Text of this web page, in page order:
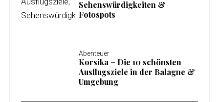
Sehenswürdigkeiten &
Fotospots
Abenteuer
Korsika – Die 10 schönsten
Ausflugsziele in der Balagne &
Umgebung